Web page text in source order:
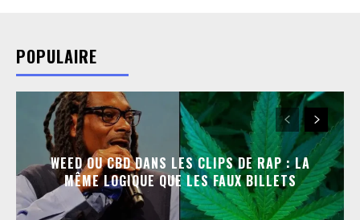
POPULAIRE
WEED OU CBD DANS LES CLIPS DE RAP : LA
MÊME LOGIQUE QUE LES FAUX BILLETS